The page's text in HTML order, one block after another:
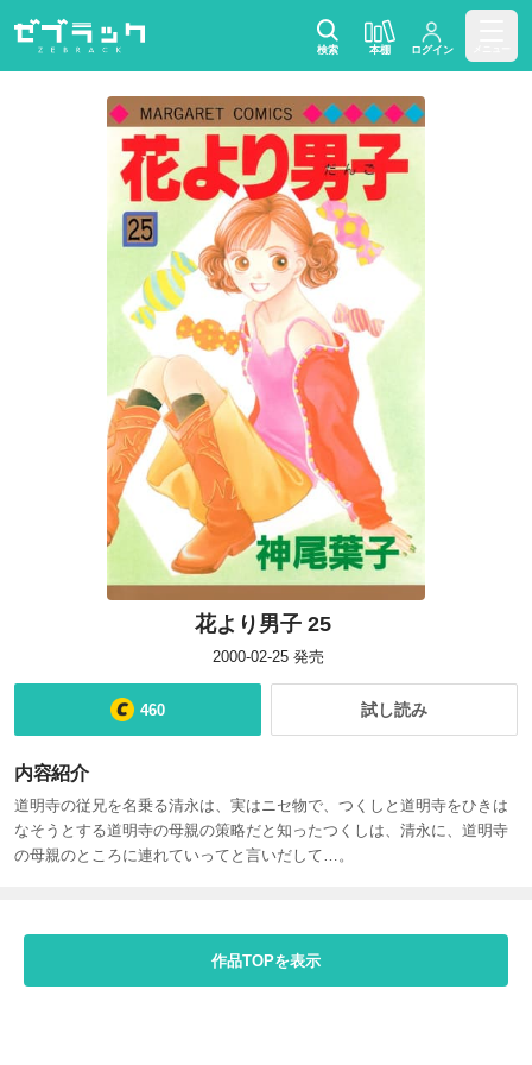
検索 本棚 ログイン
花より男子 25
2000-02-25 発売
460 試し読み
内容紹介
道明寺の従兄を名乗る清永は、実はニセ物で、つくしと道明寺をひきは
なそうとする道明寺の母親の策略だと知ったつくしは、清永に、道明寺
の母親のところに連れていってと言いだして…。
作品TOPを表示